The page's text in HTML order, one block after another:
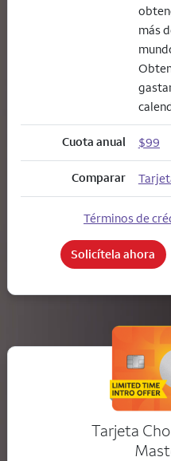
más
Cuota anual $99
Comparar
Términos de
Solicítela ahora
Tarjeta